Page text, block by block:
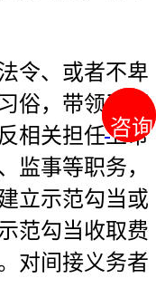
咨询
咨询
、或者不卑
俗，带领干部
相关担任上市
监事等职务，
立示范勾当或
范勾当收取费
对间接义务者